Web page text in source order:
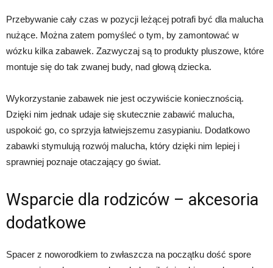
Przebywanie cały czas w pozycji leżącej potrafi być dla malucha
nużące. Można zatem pomyśleć o tym, by zamontować w
wózku kilka zabawek. Zazwyczaj są to produkty pluszowe, które
montuje się do tak zwanej budy, nad głową dziecka.
Wykorzystanie zabawek nie jest oczywiście koniecznością.
Dzięki nim jednak udaje się skutecznie zabawić malucha,
uspokoić go, co sprzyja łatwiejszemu zasypianiu. Dodatkowo
zabawki stymulują rozwój malucha, który dzięki nim lepiej i
sprawniej poznaje otaczający go świat.
Wsparcie dla rodziców – akcesoria
dodatkowe
Spacer z noworodkiem to zwłaszcza na początku dość spore